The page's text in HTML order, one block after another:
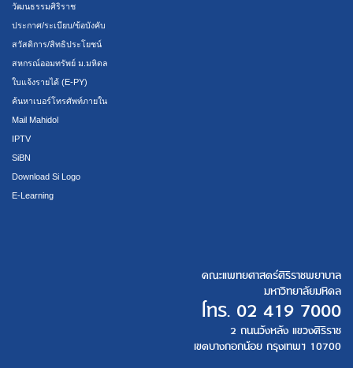
วัฒนธรรมศิริราช
ประกาศ/ระเบียบ/ข้อบังคับ
สวัสดิการ/สิทธิประโยชน์
สหกรณ์ออมทรัพย์ ม.มหิดล
ใบแจ้งรายได้ (E-PY)
ค้นหาเบอร์โทรศัพท์ภายใน
Mail Mahidol
IPTV
SiBN
Download Si Logo
E-Learning
คณะแพทยศาสตร์ศิริราชพยาบาล
มหาวิทยาลัยมหิดล
โทร. 02 419 7000
2 ถนนวังหลัง แขวงศิริราช
เขตบางกอกน้อย กรุงเทพฯ 10700